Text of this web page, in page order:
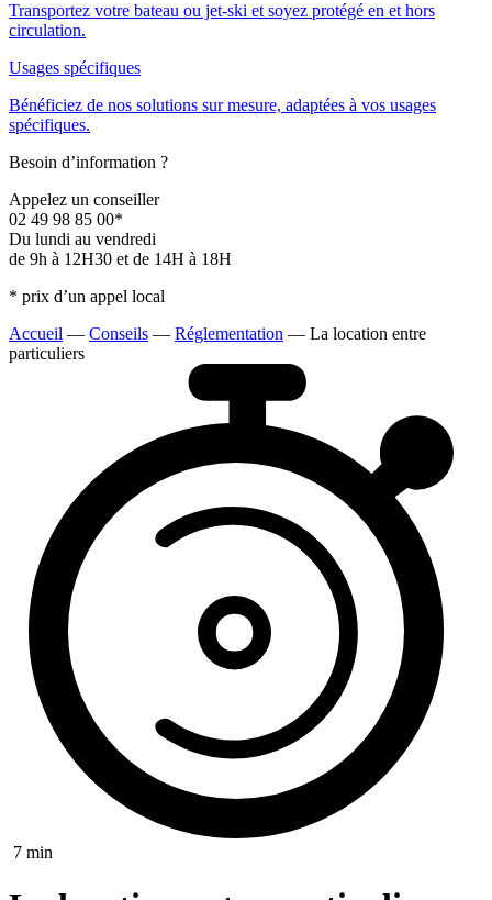
Transportez votre bateau ou jet-ski et soyez protégé en et hors
circulation.
Usages spécifiques
Bénéficiez de nos solutions sur mesure, adaptées à vos usages
spécifiques.
Besoin d’information ?
Appelez un conseiller
02 49 98 85 00*
Du lundi au vendredi
de 9h à 12H30 et de 14H à 18H
* prix d’un appel local
Accueil — Conseils — Réglementation — La location entre
particuliers
7 min